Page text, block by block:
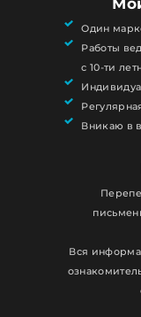
Один
Работы
с 10-ти
Вникаю в
Вся